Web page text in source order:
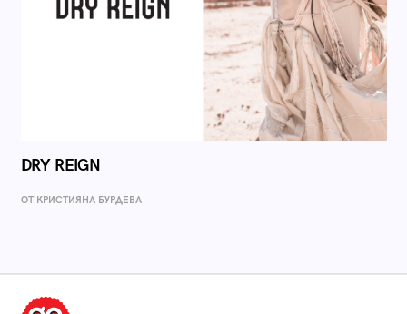
DRY REIGN
ОТ КРИСТИЯНА БУРДЕВА